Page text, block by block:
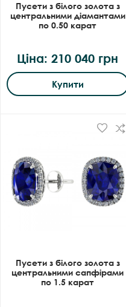
Пусети з білого золота з
центральними діамантами
по 0.50 карат
Ціна: 210 040 грн
Купити
Пусети з білого золота з
центральними сапфірами
по 1.5 карат